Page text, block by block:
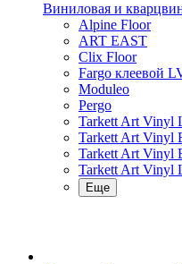
Виниловая и
Alpine Floor
ART EAST
Clix Floor
Fargo клеевой
Moduleo
Pergo
Tarkett Art Vinyl
Tarkett Art Vinyl
Tarkett Art Vinyl
Tarkett Art Vinyl
Еще